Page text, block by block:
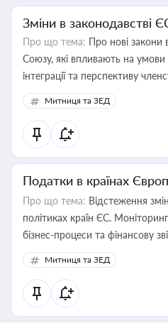
Зміни в законодавстві
Про що тема: Про нові закони
Союзу, які впливають на умови торгівлі, трудової міграції,
інтеграції та перспективу
Митниця та ЗЕД
Податки в країнах
Про що тема: Відстеження
політиках країн ЄС.
бізнес-процеси та фінансову
Митниця та ЗЕД